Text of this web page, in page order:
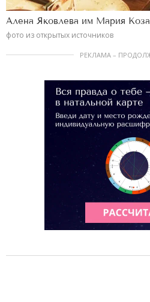
Алена Яковлева им Мария
фото из открытых источников
РЕКЛАМА –